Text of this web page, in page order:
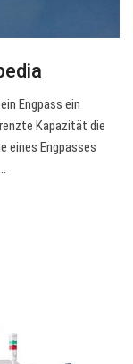
Engpass ein
Kapazität die
eines Engpasses